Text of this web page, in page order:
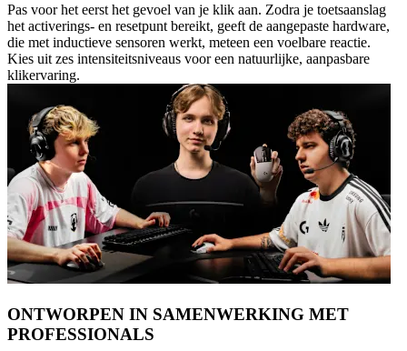
Pas voor het eerst het gevoel van je klik aan. Zodra je toetsaanslag
het activerings- en resetpunt bereikt, geeft de aangepaste hardware,
die met inductieve sensoren werkt, meteen een voelbare reactie.
Kies uit zes intensiteitsniveaus voor een natuurlijke, aanpasbare
klikervaring.
ONTWORPEN IN SAMENWERKING MET
PROFESSIONALS